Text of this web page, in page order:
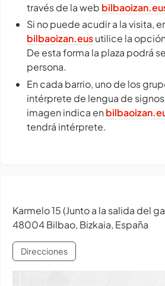
través de la web
Si no puede acudir a la visita,
bilbaoizan.eusutilice la opción
De esta forma la plaza podrá
persona.
En cada barrio, uno de los
intérprete de lengua de
imagen indica en
tendrá intérprete.
Karmelo 15 (Junto a la salida del
48004 Bilbao, Bizkaia, España
Direcciones